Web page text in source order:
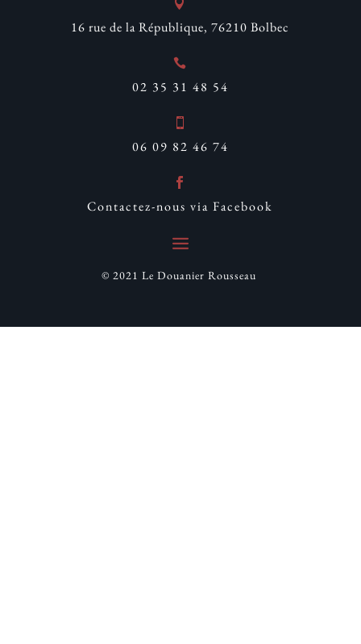

16 rue de la République, 76210 Bolbec

02 35 31 48 54

06 09 82 46 74

Contactez-nous via Facebook
© 2021 Le Douanier Rousseau